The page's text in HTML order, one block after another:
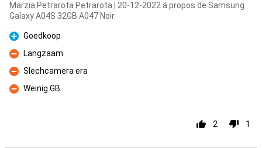
Marzia Petrarota Petrarota | 20-12-2022 á propos de Samsung
Galaxy A04S 32GB A047 Noir
Pour
Goedkoop
Contre
Langzaam
Contre
Slechcamera era
Contre
Weinig GB
2 1